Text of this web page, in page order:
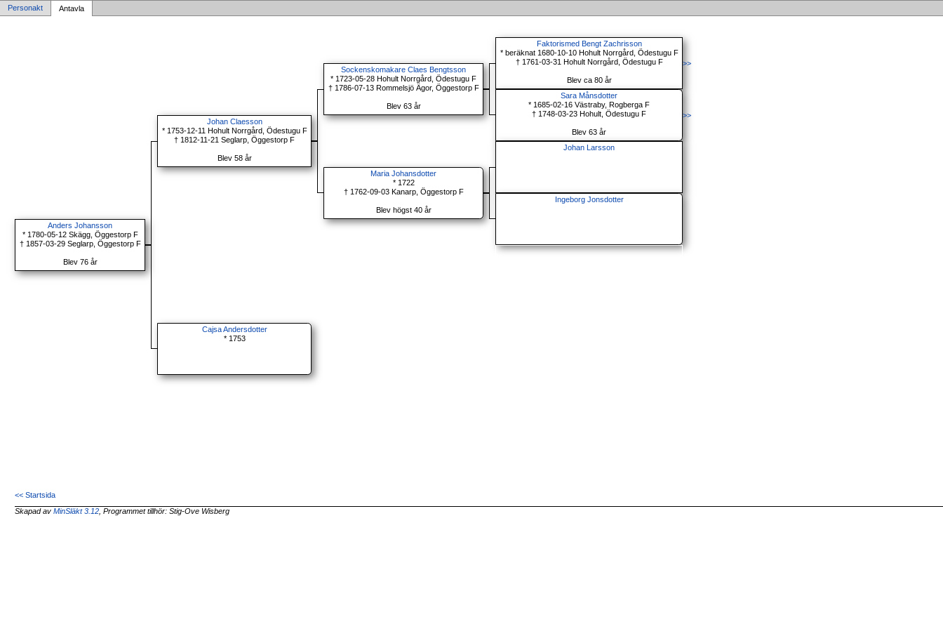
Personakt Antavla
Anders Johansson
* 1780-05-12 Skägg, Öggestorp F
† 1857-03-29 Seglarp, Öggestorp F
Blev 76 år
Johan Claesson
* 1753-12-11 Hohult Norrgård, Ödestugu F
† 1812-11-21 Seglarp, Öggestorp F
Blev 58 år
Sockenskomakare Claes Bengtsson
* 1723-05-28 Hohult Norrgård, Ödestugu F
† 1786-07-13 Rommelsjö Ägor, Öggestorp F
Blev 63 år
Faktorismed Bengt Zachrisson
* beräknat 1680-10-10 Hohult Norrgård, Ödestugu F
† 1761-03-31 Hohult Norrgård, Ödestugu F
Blev ca 80 år
>>
Sara Månsdotter
* 1685-02-16 Västraby, Rogberga F
† 1748-03-23 Hohult, Ödestugu F
Blev 63 år
>>
Maria Johansdotter
* 1722
† 1762-09-03 Kanarp, Öggestorp F
Blev högst 40 år
Johan Larsson
Ingeborg Jonsdotter
Cajsa Andersdotter
* 1753
<< Startsida
Skapad avMinSläkt 3.12 , Programmet tillhör: Stig-Ove Wisberg